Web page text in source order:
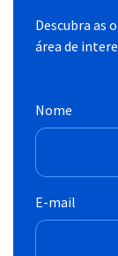
Descubra as
área de
Nome
E-mail